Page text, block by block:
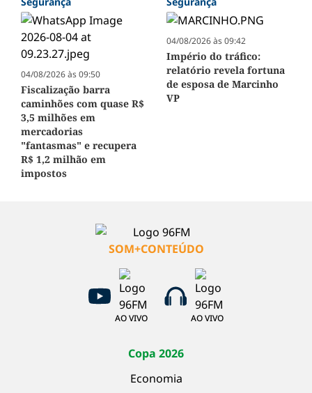
04/08/2026 às 09:50
Fiscalização barra
caminhões com quase R$
3,5 milhões em
mercadorias
"fantasmas" e recupera
R$ 1,2 milhão em
impostos
04/08/2026 às 09:42
Império do tráfico:
relatório revela fortuna
de esposa de Marcinho
VP
SOM+CONTEÚDO
AO VIVO AO VIVO
Copa 2026
Economia